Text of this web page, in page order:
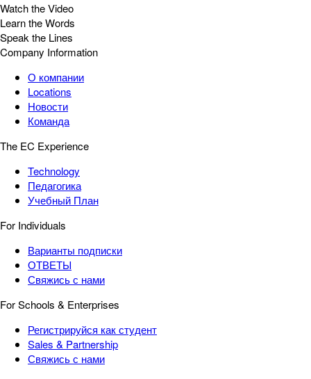
Watch the Video
Learn the Words
Speak the Lines
Company Information
О компании
Locations
Новости
Команда
The EC Experience
Technology
Педагогика
Учебный План
For Individuals
Варианты подписки
ОТВЕТЫ
Свяжись с нами
For Schools & Enterprises
Регистрируйся как студент
Sales & Partnership
Свяжись с нами